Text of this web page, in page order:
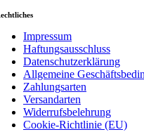
Impressum
Haftungsausschluss
Datenschutzerklärung
Allgemeine
Zahlungsarten
Versandarten
Widerrufsbelehrung
Cookie-Richtlinie (EU)